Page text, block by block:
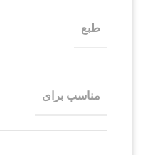
طبع
مناسب برای